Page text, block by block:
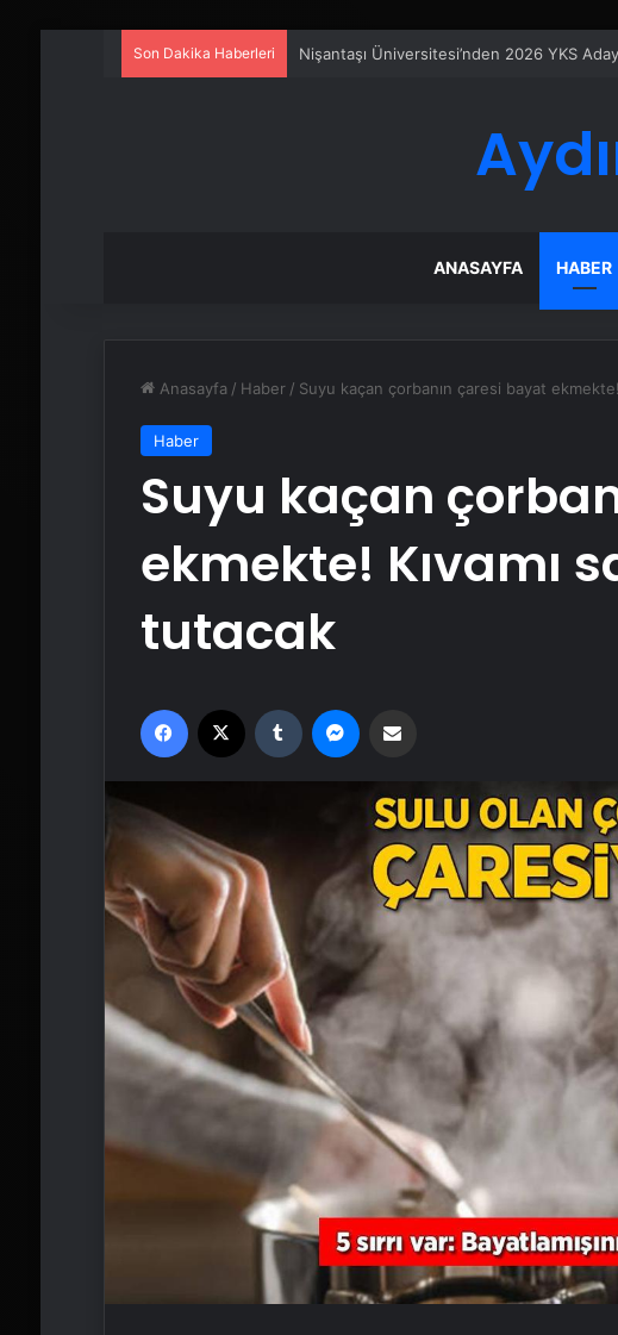
Son Dakika Haberleri Sanal Santral
ANASAYFA HABER
Anasayfa / Haber / Suyu kaçan çorbanın çaresi bayat
Haber
Suyu kaçan
ekmekte! Kıvamı
tutacak
Facebook Tumblr